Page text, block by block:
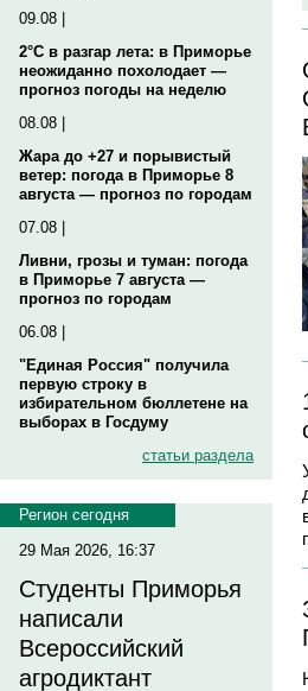
09.08 |
2°C в разгар лета: в Приморье
неожиданно похолодает —
прогноз погоды на неделю
08.08 |
Жара до +27 и порывистый
ветер: погода в Приморье 8
августа — прогноз по городам
07.08 |
Ливни, грозы и туман: погода
в Приморье 7 августа —
прогноз по городам
06.08 |
"Единая Россия" получила
первую строку в
избирательном бюллетене на
выборах в Госдуму
статьи раздела
Регион сегодня
29 Мая 2026, 16:37
Студенты Приморья
написали
Всероссийский
агродиктант